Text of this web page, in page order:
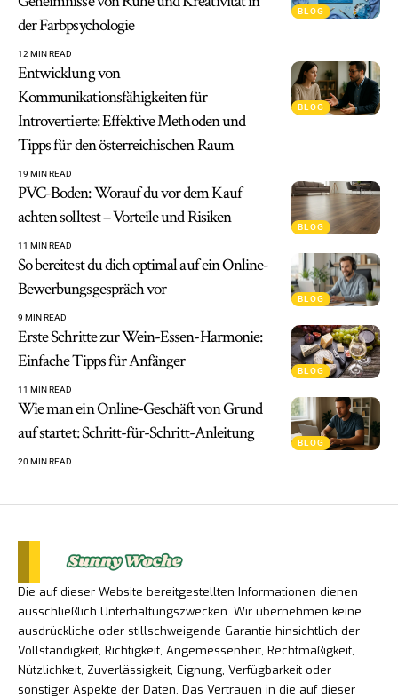
BLOG
der Farbpsychologie
12 MIN READ
BLOG
Entwicklung von
Kommunikationsfähigkeiten für
Introvertierte: Effektive Methoden und
Tipps für den österreichischen Raum
19 MIN READ
BLOG
PVC-Boden: Worauf du vor dem Kauf
achten solltest – Vorteile und Risiken
11 MIN READ
BLOG
So bereitest du dich optimal auf ein Online-
Bewerbungsgespräch vor
9 MIN READ
BLOG
Erste Schritte zur Wein-Essen-Harmonie:
Einfache Tipps für Anfänger
11 MIN READ
BLOG
Wie man ein Online-Geschäft von Grund
auf startet: Schritt-für-Schritt-Anleitung
20 MIN READ
Die auf dieser Website bereitgestellten Informationen dienen
ausschließlich Unterhaltungszwecken. Wir übernehmen keine
ausdrückliche oder stillschweigende Garantie hinsichtlich der
Vollständigkeit, Richtigkeit, Angemessenheit, Rechtmäßigkeit,
Nützlichkeit, Zuverlässigkeit, Eignung, Verfügbarkeit oder
sonstiger Aspekte der Daten. Das Vertrauen in die auf dieser